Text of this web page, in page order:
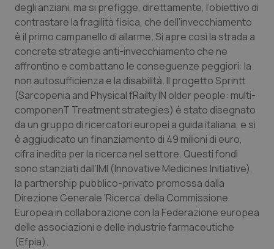
Basilicata
Calabria
Campania
Emilia-Romagna
Friuli Venezia Giulia
Lazio
Liguria
Lombardia
Artrite & artrosi
Asma & BPCO
Car-T
Colesterolo & coronaropatie
Dermatite Atopica
Diabete & glucometri
Disturbi dell’umore
Dolore
QS Club Newsletter
degli anziani, ma si prefigge, direttamente, l’obiettivo di
contrastare la fragilità fisica, che dell’invecchiamento
è il primo campanello di allarme. Si apre così la strada a
concrete strategie anti-invecchiamento che ne
affrontino e combattano le conseguenze peggiori: la
non autosufficienza e la disabilità. Il progetto Sprintt
(Sarcopenia and Physical fRailty IN older people: multi-
componenT Treatment strategies) è stato disegnato
da un gruppo di ricercatori europei a guida italiana, e si
è aggiudicato un finanziamento di 49 milioni di euro,
cifra inedita per la ricerca nel settore. Questi fondi
sono stanziati dall’IMI (Innovative Medicines Initiative),
la partnership pubblico-privato promossa dalla
Direzione Generale ‘Ricerca’ della Commissione
Europea in collaborazione con la Federazione europea
delle associazioni e delle industrie farmaceutiche
(Efpia).